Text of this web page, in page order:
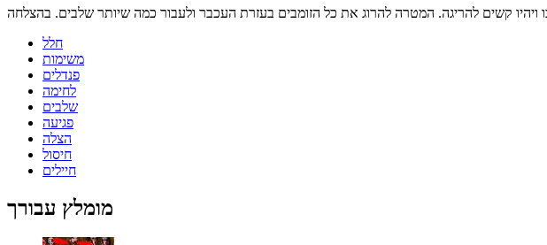
קשים להריגה. המטרה להרוג את כל הזומבים בעזרת העכבר ולעבור כמה שיותר שלבים. בהצלחה
חלל
משימות
פנדלים
לחימה
שלבים
פגיעה
הצלה
חיסול
חיילים
מומלץ עבורך